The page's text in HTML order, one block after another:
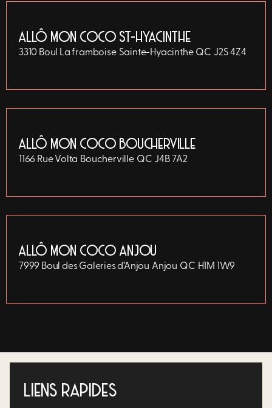
ALLÔ MON COCO ST-HYACINTHE
3310 Boul La framboise Sainte-Hyacinthe QC J2S 4Z4
ALLÔ MON COCO BOUCHERVILLE
1166 Rue Volta Boucherville QC J4B 7A2
ALLÔ MON COCO ANJOU
7999 Boul des Galeries d’Anjou Anjou QC H1M 1W9
LIENS RAPIDES